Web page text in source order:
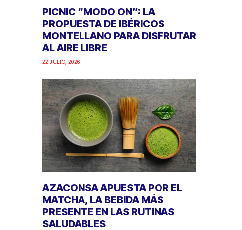
PICNIC “MODO ON”: LA
PROPUESTA DE IBÉRICOS
MONTELLANO PARA DISFRUTAR
AL AIRE LIBRE
22 JULIO, 2026
AZACONSA APUESTA POR EL
MATCHA, LA BEBIDA MÁS
PRESENTE EN LAS RUTINAS
SALUDABLES